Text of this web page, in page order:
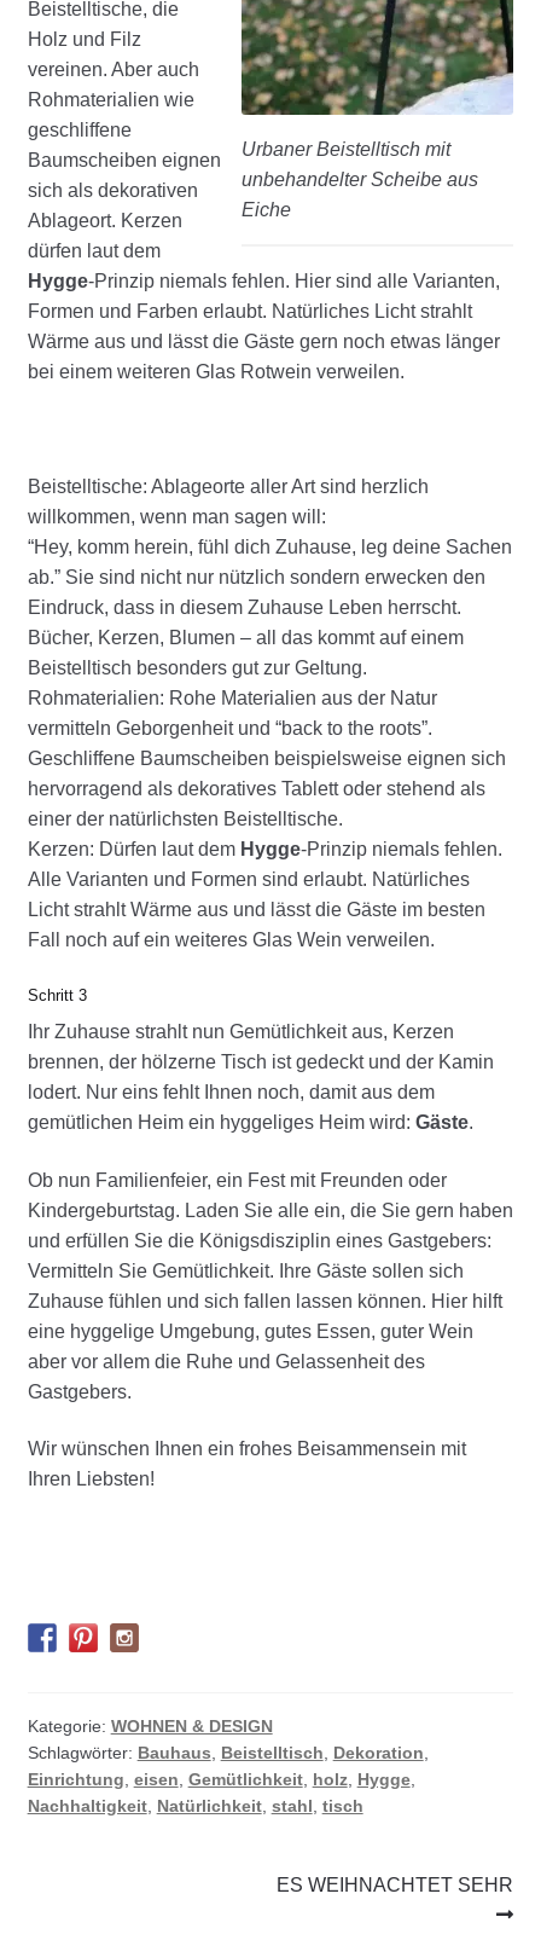
Urbaner Beistelltisch mit
unbehandelter Scheibe aus
Eiche
Beistelltische, die
Holz und Filz
vereinen. Aber auch
Rohmaterialien wie
geschliffene
Baumscheiben eignen
sich als dekorativen
Ablageort. Kerzen
dürfen laut dem
Hygge-Prinzip niemals fehlen. Hier sind alle Varianten,
Formen und Farben erlaubt. Natürliches Licht strahlt
Wärme aus und lässt die Gäste gern noch etwas länger
bei einem weiteren Glas Rotwein verweilen.
Beistelltische: Ablageorte aller Art sind herzlich
willkommen, wenn man sagen will:
“Hey, komm herein, fühl dich Zuhause, leg deine Sachen
ab.” Sie sind nicht nur nützlich sondern erwecken den
Eindruck, dass in diesem Zuhause Leben herrscht.
Bücher, Kerzen, Blumen – all das kommt auf einem
Beistelltisch besonders gut zur Geltung.
Rohmaterialien: Rohe Materialien aus der Natur
vermitteln Geborgenheit und “back to the roots”.
Geschliffene Baumscheiben beispielsweise eignen sich
hervorragend als dekoratives Tablett oder stehend als
einer der natürlichsten Beistelltische.
Kerzen: Dürfen laut dem Hygge-Prinzip niemals fehlen.
Alle Varianten und Formen sind erlaubt. Natürliches
Licht strahlt Wärme aus und lässt die Gäste im besten
Fall noch auf ein weiteres Glas Wein verweilen.
Schritt 3
Ihr Zuhause strahlt nun Gemütlichkeit aus, Kerzen
brennen, der hölzerne Tisch ist gedeckt und der Kamin
lodert. Nur eins fehlt Ihnen noch, damit aus dem
gemütlichen Heim ein hyggeliges Heim wird: Gäste.
Ob nun Familienfeier, ein Fest mit Freunden oder
Kindergeburtstag. Laden Sie alle ein, die Sie gern haben
und erfüllen Sie die Königsdisziplin eines Gastgebers:
Vermitteln Sie Gemütlichkeit. Ihre Gäste sollen sich
Zuhause fühlen und sich fallen lassen können. Hier hilft
eine hyggelige Umgebung, gutes Essen, guter Wein
aber vor allem die Ruhe und Gelassenheit des
Gastgebers.
Wir wünschen Ihnen ein frohes Beisammensein mit
Ihren Liebsten!
Kategorie: WOHNEN & DESIGN
Schlagwörter: Bauhaus Beistelltisch Dekoration
Einrichtung eisen Gemütlichkeit, holz, Hygge,
Nachhaltigkeit, Natürlichkeit, stahl tisch
Nächster
ES WEIHNACHTET SEHR